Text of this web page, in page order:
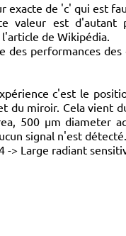
exacte de 'c' qui est
valeur est d'autant
de Wikipédia.
performances
c'est le
du miroir. Cela vient
500 μm diameter
signal n'est
-> Large radiant